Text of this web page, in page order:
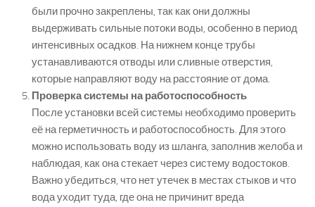
были прочно закреплены, так как они должны
выдерживать сильные потоки воды, особенно в период
интенсивных осадков. На нижнем конце трубы
устанавливаются отводы или сливные отверстия,
которые направляют воду на расстояние от дома.
Проверка системы на работоспособность
После установки всей системы необходимо проверить
её на герметичность и работоспособность. Для этого
можно использовать воду из шланга, заполнив желоба и
наблюдая, как она стекает через систему водостоков.
Важно убедиться, что нет утечек в местах стыков и что
вода уходит туда, где она не причинит вреда